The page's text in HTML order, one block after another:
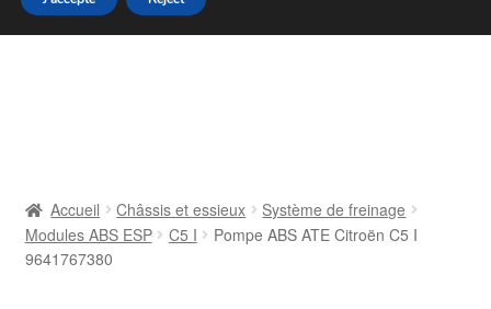
à
au
Contact
Accueil Châssis et essieux
Système de freinage
Modules ABS ESP
C5 I
Pompe ABS ATE Citroën C5 I
9641767380